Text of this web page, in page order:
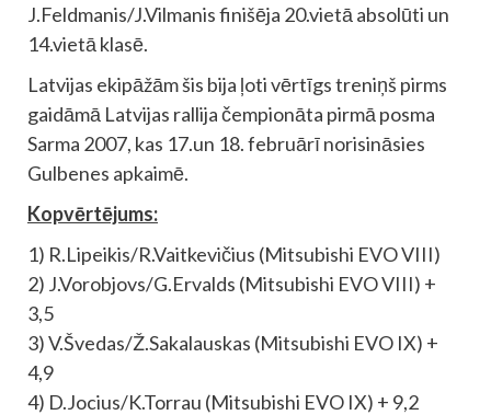
J.Feldmanis/J.Vilmanis finišēja 20.vietā absolūti un
14.vietā klasē.
Latvijas ekipāžām šis bija ļoti vērtīgs treniņš pirms
gaidāmā Latvijas rallija čempionāta pirmā posma
Sarma 2007, kas 17.un 18. februārī norisināsies
Gulbenes apkaimē.
Kopvērtējums:
1) R.Lipeikis/R.Vaitkevičius (Mitsubishi EVO VIII)
2) J.Vorobjovs/G.Ervalds (Mitsubishi EVO VIII) +
3,5
3) V.Švedas/Ž.Sakalauskas (Mitsubishi EVO IX) +
4,9
4) D.Jocius/K.Torrau (Mitsubishi EVO IX) + 9,2